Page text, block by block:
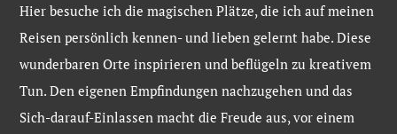
Hier besuche ich die magischen Plätze, die ich auf meinen
Reisen persönlich kennen- und lieben gelernt habe. Diese
wunderbaren Orte inspirieren und beflügeln zu kreativem
Tun. Den eigenen Empfindungen nachzugehen und das
Sich-darauf-Einlassen macht die Freude aus, vor einem